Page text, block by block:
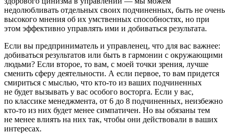
недолюбливать отдельных своих подчиненных, быть не очень
высокого мнения об их умственных способностях, но при
этом эффективно управлять ими и добиваться результата.
Если вы предприниматель и управленец, что для вас важнее:
добиваться результатов или быть в гармонии с окружающими
людьми? Если второе, то вам, с моей точки зрения, лучше
сменить сферу деятельности. А если первое, то вам придется
смириться с мыслью, что кто-то из ваших подчиненных
не будет вызывать у вас особого восторга. Если у вас,
по классике менеджмента, от 6 до 8 подчиненных, неизбежно
кто-то из них будет менее симпатичен. Но вы обязаны тем
не менее влиять на них так, чтобы они действовали в ваших
интересах.